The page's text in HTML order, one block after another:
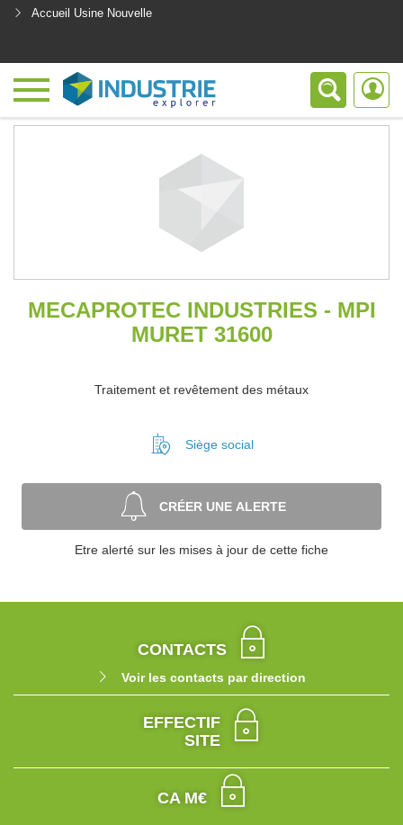
Accueil Usine Nouvelle
MECAPROTEC INDUSTRIES - MPI
MURET 31600
Traitement et revêtement des métaux
Siège social
CRÉER UNE ALERTE
Etre alerté sur les mises à jour de cette fiche
CONTACTS
Voir les contacts par direction
EFFECTIF
SITE
CA M€